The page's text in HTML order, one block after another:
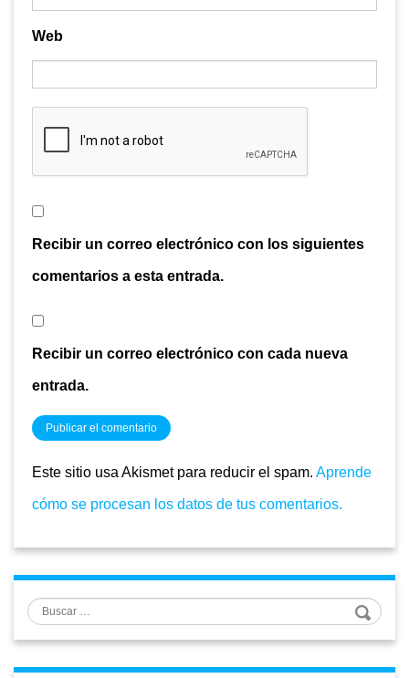
Web
Recibir un correo electrónico con los siguientes
comentarios a esta entrada.
Recibir un correo electrónico con cada nueva
entrada.
Este sitio usa Akismet para reducir el spam. Aprende
cómo se procesan los datos de tus comentarios.
Buscar